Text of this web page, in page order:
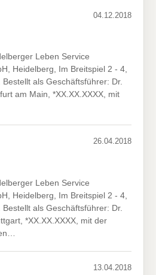
04.12.2018
Leben Service
Heidelberg, Im Breitspiel 2 - 4,
als Geschäftsführer: Dr.
am Main, *XX.XX.XXXX, mit
26.04.2018
Leben Service
Heidelberg, Im Breitspiel 2 - 4,
als Geschäftsführer: Dr.
*XX.XX.XXXX, mit der
13.04.2018